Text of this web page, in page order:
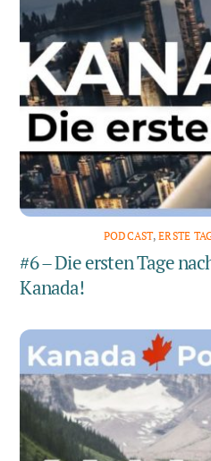
PODCAST,ERSTE
#6 – Die ersten Tage
Kanada!